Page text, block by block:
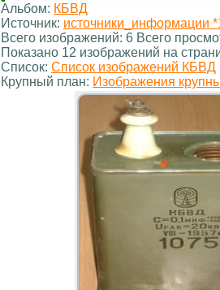
Альбом: КБВД
Источник: источники_информации
Всего изображений: 6 Всего
Показано 12 изображений на
Список: Список изображений КБВД
Крупный план: Изображения